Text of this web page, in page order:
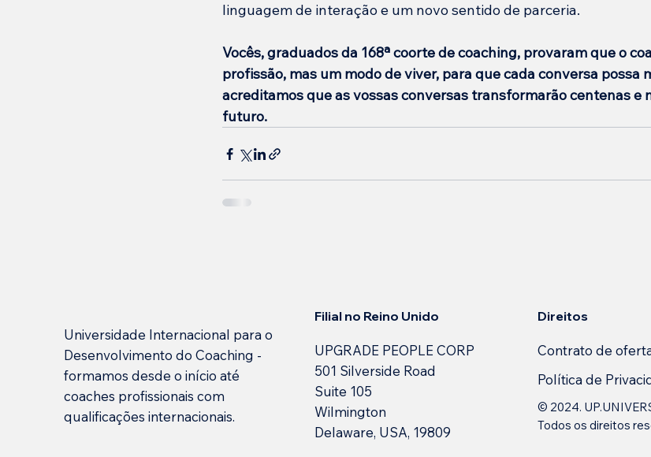
linguagem de interação e um novo sentido de parceria.
Vocês, graduados da 168ª coorte de coaching, provaram que o
profissão, mas um modo de viver, para que cada conversa possa
acreditamos que as vossas conversas transformarão centenas e
futuro.
Universidade Internacional para o
Desenvolvimento do Coaching -
formamos desde o início até
coaches profissionais com
qualificações internacionais.
Filial no Reino Unido
UPGRADE PEOPLE CORP
501 Silverside Road
Suite 105
Wilmington
Delaware, USA, 19809
Direitos
Contrato de
Política de
© 2024.
Todos os direitos